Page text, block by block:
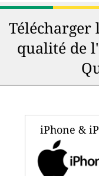
Télécharger
qualité de
iPhone &